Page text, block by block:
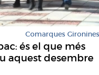
Comarques Gironines
és el que més
aquest desembre